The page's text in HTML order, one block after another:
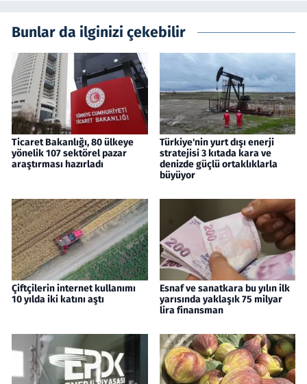
Bunlar da ilginizi çekebilir
Ticaret Bakanlığı, 80 ülkeye
yönelik 107 sektörel pazar
araştırması hazırladı
Türkiye'nin yurt dışı enerji
stratejisi 3 kıtada kara ve
denizde güçlü ortaklıklarla
büyüyor
Çiftçilerin internet kullanımı
10 yılda iki katını aştı
Esnaf ve sanatkara bu yılın ilk
yarısında yaklaşık 75 milyar
lira finansman